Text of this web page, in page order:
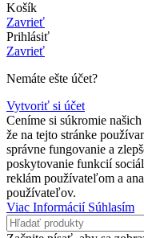
Košík
Zavrieť
Prihlásiť
Zavrieť
Nemáte ešte účet?
Vytvoriť si účet
Ceníme si súkromie
že na tejto stránke
správne fungovanie a
poskytovanie funkcií
reklám používateľom a
používateľov.
Viac Informácií Viac
Súhlasím